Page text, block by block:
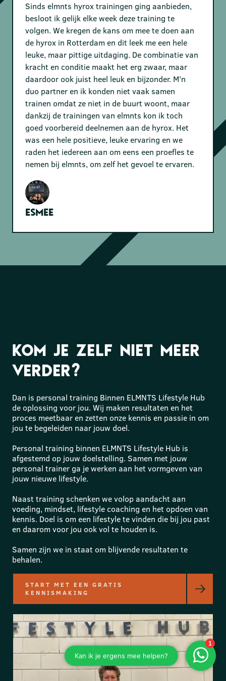
Sinds elmnts hyrox trainingen ging aanbieden,
besloot ik gelijk elke week deze training te
volgen. We kregen de kans om mee te doen aan
de hyrox in Rotterdam en dit leek me een hele
leuke, maar pittige uitdaging. De combinatie van
kracht en conditie maakt het erg zwaar, maar
daardoor ook juist heel leuk en bijzonder. M’n
duo partner en ik konden niet vaak samen
trainen omdat ze niet in de buurt woont, maar
dankzij de trainingen van elmnts kon ik toch
goed voorbereid deelnemen aan de hyrox. Het
was een hele positieve, leuke ervaring en we
raden het iedereen aan om eens een proefles te
nemen bij elmnts, om zelf het gevoel te ervaren.
Esmee
Kom je zelf niet meer
verder?
Dan is personal training Binnen ELMNTS Lifestyle Hub
de oplossing voor jou. Wij maken resultaten en het
proces meetbaar en zetten onze kennis en passie in om
jou te begeleiden naar jouw doel.
Personal training binnen ELMNTS Lifestyle Hub is
afgestemd op jouw doelstelling. Samen met jouw
personal trainer ga je werken aan het vormgeven van
jouw nieuwe lifestyle.
Naast training schenken we volop aandacht aan
voeding, mindset, lifestyle coaching en het opdoen van
kennis. Doel is om een lifestyle te vinden die bij jou past
en daarom voor jou ook vol te houden is.
Samen zijn we in staat om blijvende resultaten te
behalen.
START MET EEN GRATIS
KENNISMAKING